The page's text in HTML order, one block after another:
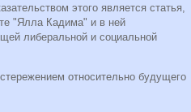
этого является статья,
"Ялла Кадима" и в ней
либеральной и социальной
относительно будущего